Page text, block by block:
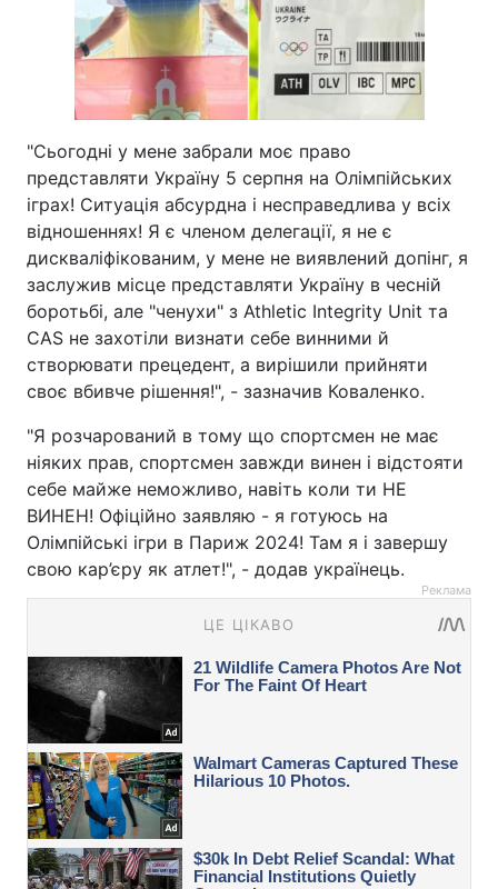
"Сьогодні у мене забрали моє право
представляти Україну 5 серпня на Олімпійських
іграх! Ситуація абсурдна і несправедлива у всіх
відношеннях! Я є членом делегації, я не є
дискваліфікованим, у мене не виявлений допінг, я
заслужив місце представляти Україну в чесній
боротьбі, але "ченухи" з Athletic Integrity Unit та
CAS не захотіли визнати себе винними й
створювати прецедент, а вирішили прийняти
своє вбивче рішення!", - зазначив Коваленко.
"Я розчарований в тому що спортсмен не має
ніяких прав, спортсмен завжди винен і відстояти
себе майже неможливо, навіть коли ти НЕ
ВИНЕН! Офіційно заявляю - я готуюсь на
Олімпійські ігри в Париж 2024! Там я і завершу
свою кар’єру як атлет!", - додав українець.
Реклама